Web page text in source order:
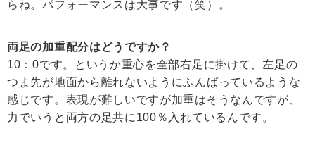
らね。パフォーマンスは大事です（笑）。
両足の加重配分はどうですか？
10：0です。というか重心を全部右足に掛けて、左足の
つま先が地面から離れないようにふんばっているような
感じです。表現が難しいですが加重はそうなんですが、
力でいうと両方の足共に100％入れているんです。